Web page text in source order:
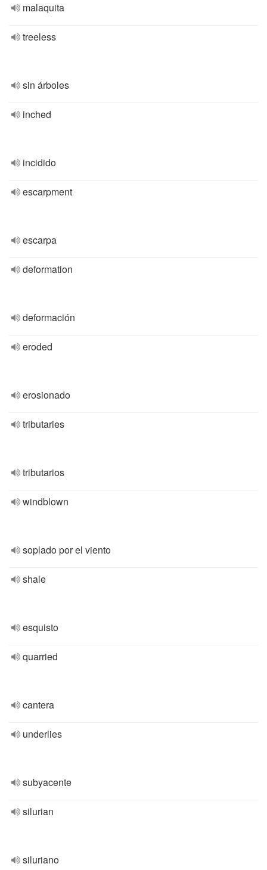
malaquita
treeless
sin árboles
inched
incidido
escarpment
escarpa
deformation
deformación
eroded
erosionado
tributaries
tributarios
windblown
soplado por el viento
shale
esquisto
quarried
cantera
underlies
subyacente
silurian
siluriano